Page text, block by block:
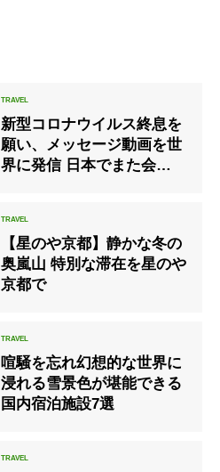
新型コロナウイルス終息を
願い、メッセージ動画を世
界に発信 日本でまた会いま
【星のや京都】静かな冬の
奥嵐山 特別な滞在を星のや
京都で
喧騒を忘れ幻想的な世界に
浸れる雪景色が堪能できる
国内宿泊施設7選